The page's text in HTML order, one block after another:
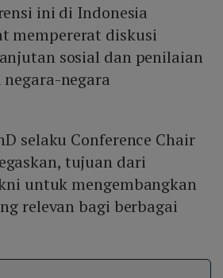
ini di Indonesia
mempererat diskusi
sosial dan penilaian
negara
selaku Conference Chair
tujuan dari
untuk mengembangkan
relevan bagi berbagai